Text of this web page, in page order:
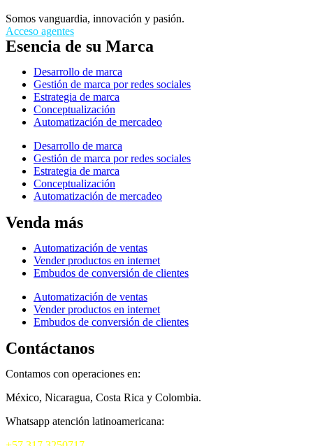
Somos vanguardia, innovación y pasión.
Acceso agentes
Esencia de su Marca
Desarrollo de marca
Gestión de marca por redes sociales
Estrategia de marca
Conceptualización
Automatización de mercadeo
Desarrollo de marca
Gestión de marca por redes sociales
Estrategia de marca
Conceptualización
Automatización de mercadeo
Venda más
Automatización de ventas
Vender productos en internet
Embudos de conversión de clientes
Automatización de ventas
Vender productos en internet
Embudos de conversión de clientes
Contáctanos
Contamos con operaciones en:
México, Nicaragua, Costa Rica y Colombia.
Whatsapp atención latinoamericana: